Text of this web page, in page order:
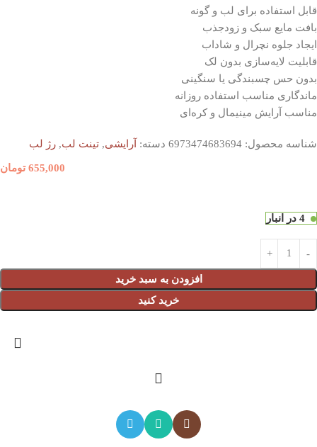
قابل استفاده برای لب و گونه
بافت مایع سبک و زودجذب
ایجاد جلوه نچرال و شاداب
قابلیت لایه‌سازی بدون لک
بدون حس چسبندگی یا سنگینی
ماندگاری مناسب استفاده روزانه
مناسب آرایش مینیمال و کره‌ای
شناسه محصول: 6973474683694 دسته: آرایشی, تینت لب, رژ لب
655,000 تومان
4 در انبار
افزودن به سبد خرید
خرید کنید